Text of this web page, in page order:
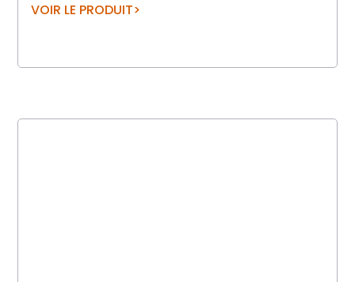
VOIR LE PRODUIT